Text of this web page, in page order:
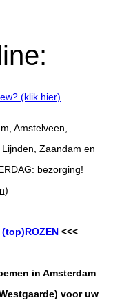
(klik hier)
Amstelveen,
Zaandam en
bezorging!
)
<<<
in Amsterdam
voor uw